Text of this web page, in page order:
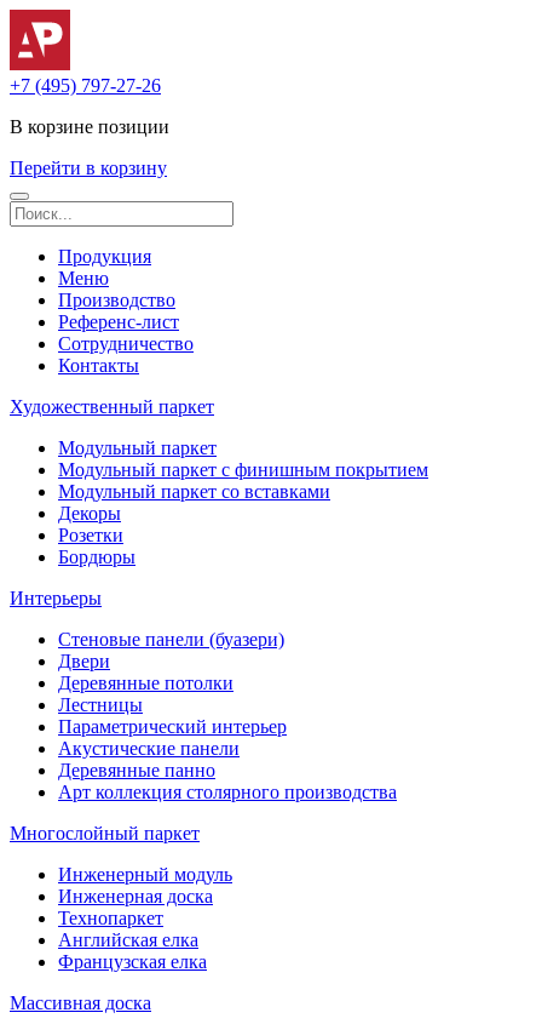
+7 (495) 797-27-26
В корзине позиции
Перейти в корзину
Продукция
Меню
Производство
Референс-лист
Сотрудничество
Контакты
Художественный паркет
Модульный паркет
Модульный паркет с финишным покрытием
Модульный паркет со вставками
Декоры
Розетки
Бордюры
Интерьеры
Стеновые панели (буазери)
Двери
Деревянные потолки
Лестницы
Параметрический интерьер
Акустические панели
Деревянные панно
Арт коллекция столярного производства
Многослойный паркет
Инженерный модуль
Инженерная доска
Технопаркет
Английская елка
Французская елка
Массивная доска